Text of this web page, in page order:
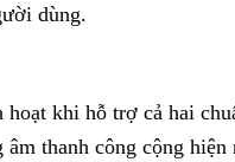
dùng.
khi hỗ trợ cả hai
thanh công cộng hiện